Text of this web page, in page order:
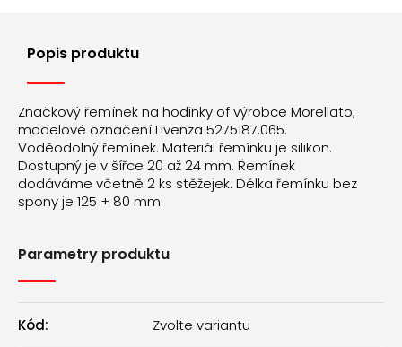
Popis produktu
Značkový řemínek na hodinky of výrobce Morellato,
modelové označení Livenza 5275187.065.
Voděodolný řemínek. Materiál řemínku je silikon.
Dostupný je v šířce 20 až 24 mm. Řemínek
dodáváme včetně 2 ks stěžejek. Délka řemínku bez
spony je 125 + 80 mm.
Parametry produktu
Kód: Zvolte variantu